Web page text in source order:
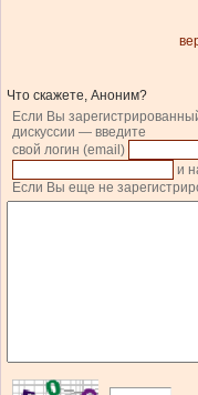
Что скажете, Аноним?
Если Вы
дискуссии — введите
свой логин (email)
и
Если Вы еще не